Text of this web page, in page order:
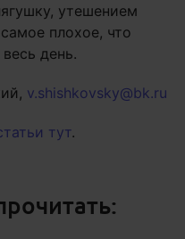
утешением
плохое, что
день.
v.shishkovsky@bk.ru
тут.